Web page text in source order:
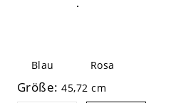
Blau Rosa
Größe:45,72 cm